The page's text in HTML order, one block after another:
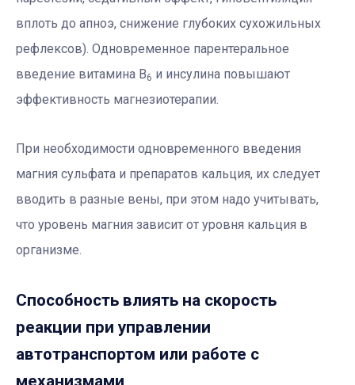
вплоть до апноэ, снижение глубоких сухожильных
рефлексов). Одновременное парентеральное
введение витамина В6 и инсулина повышают
эффективность магнезиотерапии.
При необходимости одновременного введения
магния сульфата и препаратов кальция, их следует
вводить в разные вены, при этом надо учитывать,
что уровень магния зависит от уровня кальция в
организме.
Способность влиять на скорость
реакции при управлении
автотранспортом или работе с